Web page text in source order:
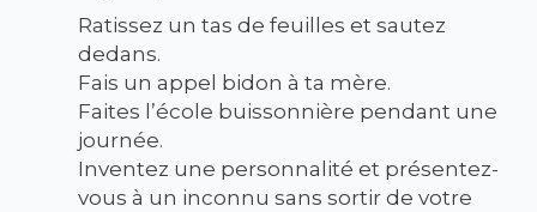
Ratissez un tas de feuilles et sautez
dedans.
Fais un appel bidon à ta mère.
Faites l’école buissonnière pendant une
journée.
Inventez une personnalité et présentez-
vous à un inconnu sans sortir de votre